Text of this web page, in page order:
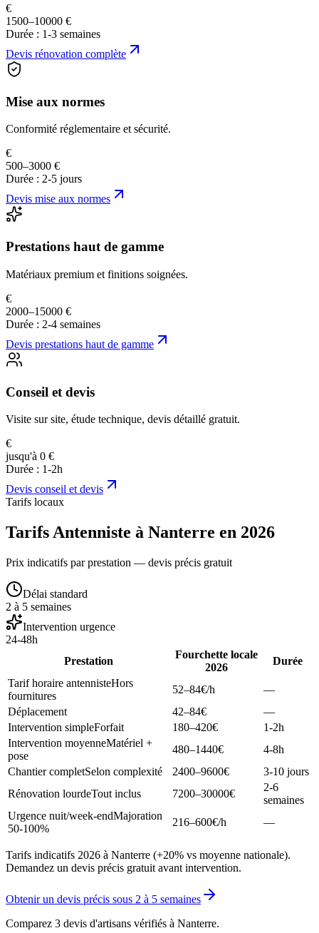
€
1500–10000 €
Durée : 1-3 semaines
Devis rénovation complète
Mise aux normes
Conformité réglementaire et sécurité.
€
500–3000 €
Durée : 2-5 jours
Devis mise aux normes
Prestations haut de gamme
Matériaux premium et finitions soignées.
€
2000–15000 €
Durée : 2-4 semaines
Devis prestations haut de gamme
Conseil et devis
Visite sur site, étude technique, devis détaillé gratuit.
€
jusqu'à 0 €
Durée : 1-2h
Devis conseil et devis
Tarifs locaux
Tarifs Antenniste à Nanterre en 2026
Prix indicatifs par prestation — devis précis gratuit
Délai standard
2 à 5 semaines
Intervention urgence
24-48h
Prestation
Fourchette locale
2026
Durée
Tarif horaire antennisteHors
fournitures
52–84€/h
—
Déplacement
42–84€
—
Intervention simpleForfait 180–420€
1-2h
Intervention moyenneMatériel +
pose
480–1440€
4-8h
Chantier completSelon complexité 2400–9600€
3-10 jours
Rénovation lourdeTout inclus 7200–30000€
2-6
semaines
Urgence nuit/week-endMajoration
50-100%
216–600€/h —
Tarifs indicatifs 2026 à Nanterre (+20% vs moyenne nationale).
Demandez un devis précis gratuit avant intervention.
Obtenir un devis précis sous 2 à 5 semaines
Comparez 3 devis d'artisans vérifiés à Nanterre.